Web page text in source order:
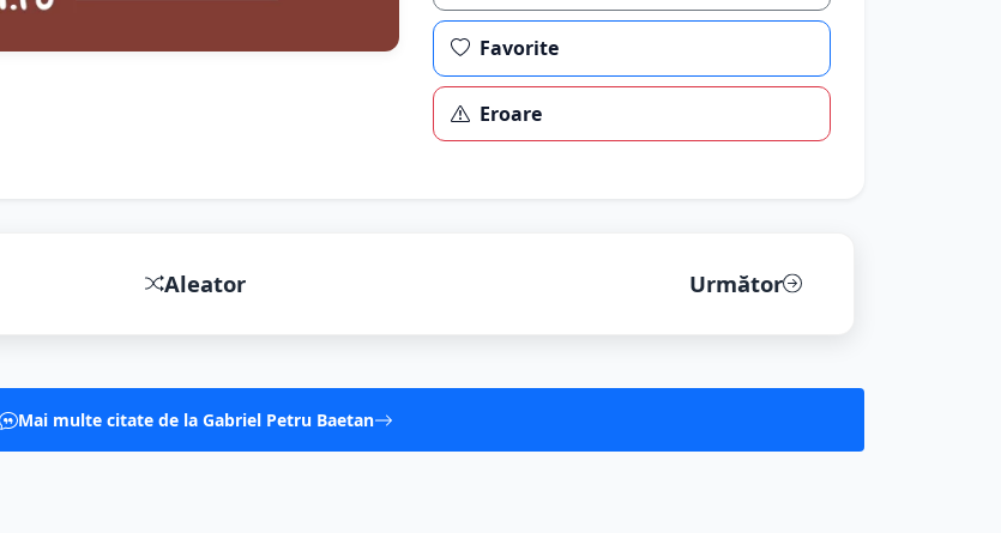
Favorite
Eroare
Aleator Următor
Mai multe citate de la Gabriel Petru Baetan